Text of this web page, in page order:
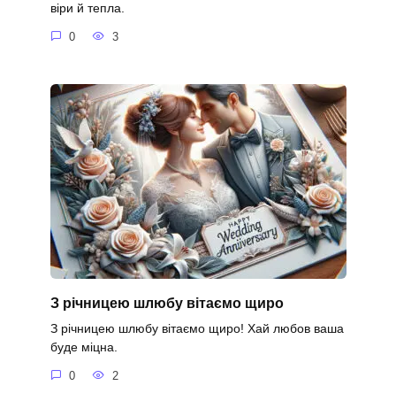
віри й тепла.
0 3
З річницею шлюбу вітаємо щиро
З річницею шлюбу вітаємо щиро! Хай любов ваша
буде міцна.
0 2